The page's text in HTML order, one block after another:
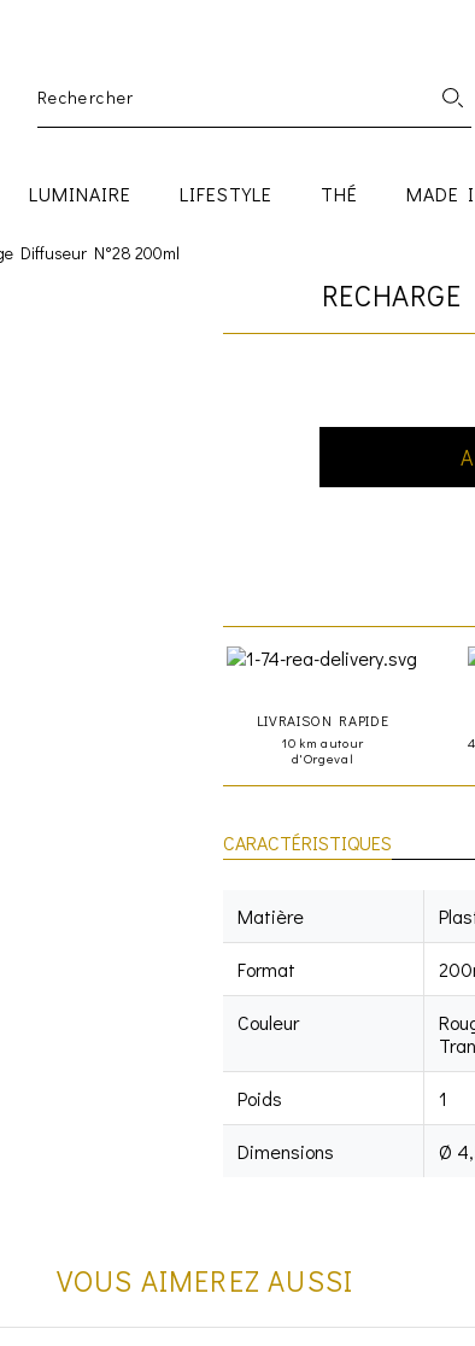
LUMINAIRE LIFESTYLE THÉ MADE
Diffuseur N°28 200ml
LIVRAISON RAPIDE
10 km autour
d'Orgeval
CARACTÉRISTIQUES
Matière
Format
Couleur
Poids 1
Dimensions Ø
VOUS AIMEREZ AUSSI